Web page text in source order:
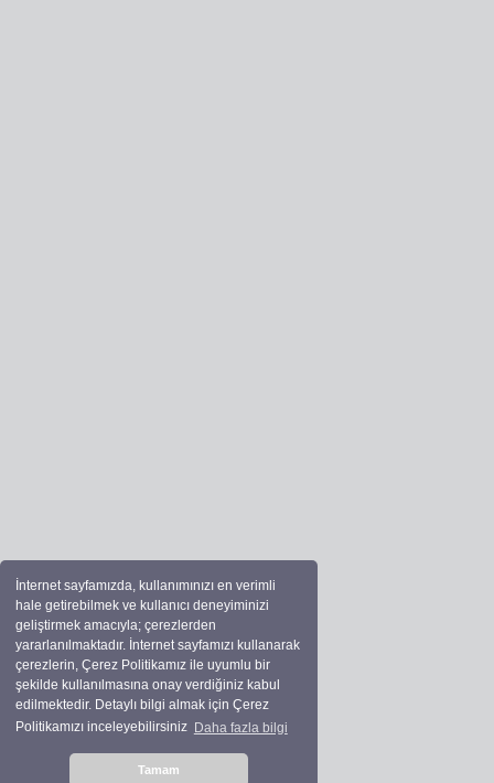
İnternet sayfamızda, kullanımınızı en verimli
hale getirebilmek ve kullanıcı deneyiminizi
geliştirmek amacıyla; çerezlerden
yararlanılmaktadır. İnternet sayfamızı kullanarak
çerezlerin, Çerez Politikamız ile uyumlu bir
şekilde kullanılmasına onay verdiğiniz kabul
edilmektedir. Detaylı bilgi almak için Çerez
Politikamızı inceleyebilirsiniz Daha fazla bilgi
Tamam